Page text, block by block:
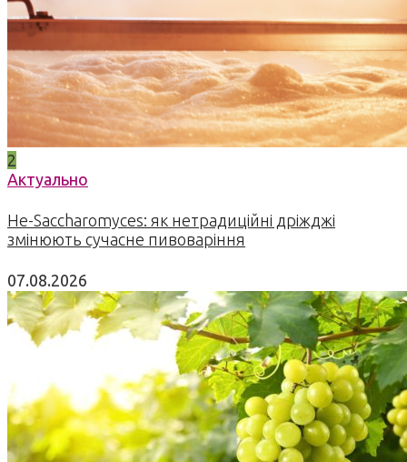
2
Актуально
Не-Saccharomyces: як нетрадиційні дріжджі
змінюють сучасне пивоваріння
07.08.2026